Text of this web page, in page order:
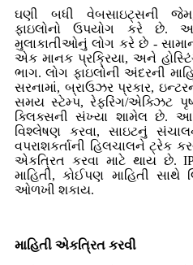
ઘણી બધી વેબસાઇટ્સની જેમ,
ફાઇલોનો ઉપયોગ કરે છે.
મુલાકાતીઓનું લોગ કરે છે -
એક માનક પ્રક્રિયા, અને
ભાગ. લોગ ફાઇલોની અંદરની
સરનામાં, બ્રાઉઝર પ્રકાર,
સમય સ્ટેમ્પ, રેફરિંગ/એક્ઝિટ
ક્લિક્સની સંખ્યા શામેલ છે. આ
વિશ્લેષણ કરવા, સાઇટનું
વપરાશકર્તાની હિલચાલને ટ્રેક
એકત્રિત કરવા માટે થાય
માહિતી, કોઈપણ માહિતી
ઓળખી શકાય.
માહિતી એકત્રિત કરવી